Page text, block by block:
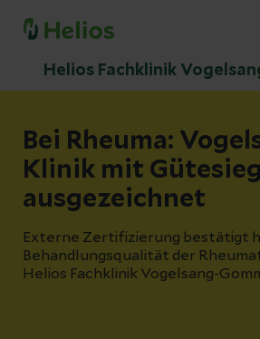
Helios Fachklinik
Bei Rheuma:
Klinik mit
ausgezeichnet
Externe Zertifizierung bestätigt
Behandlungsqualität der
Helios Fachklinik Vogelsang-